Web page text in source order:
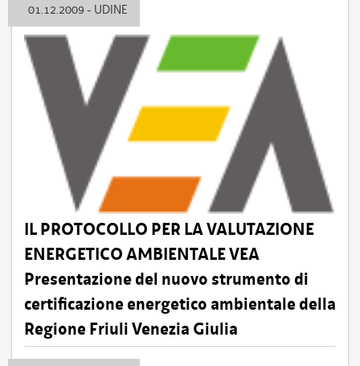
01.12.2009 - UDINE
IL PROTOCOLLO PER LA VALUTAZIONE
ENERGETICO AMBIENTALE VEA
Presentazione del nuovo strumento di
certificazione energetico ambientale della
Regione Friuli Venezia Giulia